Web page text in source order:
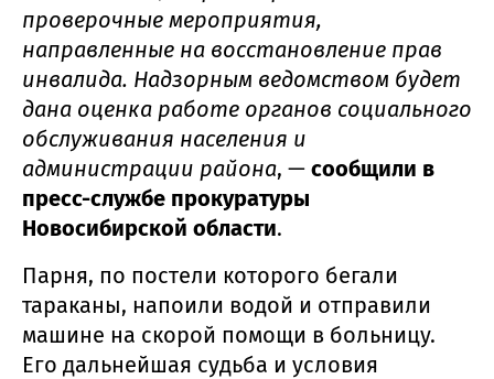
проверочные мероприятия,
направленные на восстановление прав
инвалида. Надзорным ведомством будет
дана оценка работе органов социального
обслуживания населения и
администрации района, — сообщили в
пресс-службе прокуратуры
Новосибирской области.
Парня, по постели которого бегали
тараканы, напоили водой и отправили
машине на скорой помощи в больницу.
Его дальнейшая судьба и условия